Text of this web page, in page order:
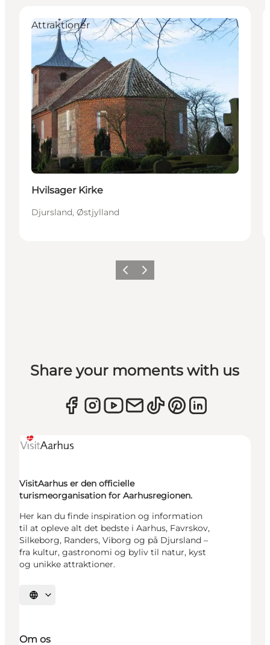
Attraktioner
Hvilsager Kirke
Djursland, Østjylland
ForrigeNæste
Share your moments with us
VisitAarhus er den officielle
turismeorganisation for Aarhusregionen.
Her kan du finde inspiration og information
til at opleve alt det bedste i Aarhus, Favrskov,
Silkeborg, Randers, Viborg og på Djursland –
fra kultur, gastronomi og byliv til natur, kyst
og unikke attraktioner.
Vælg sprog
Om os